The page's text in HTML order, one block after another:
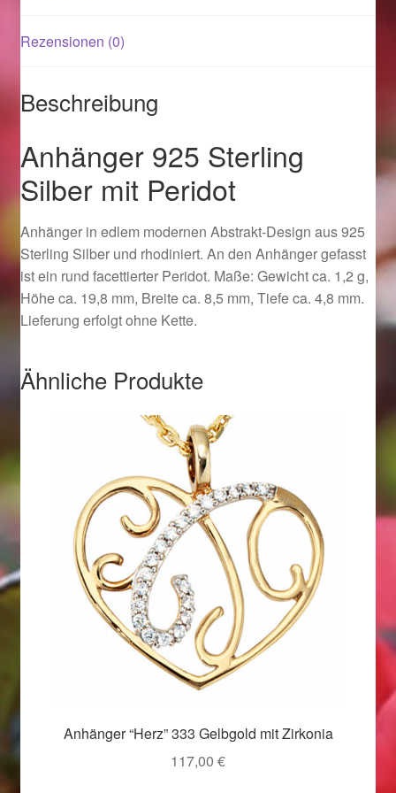
Magisches und Festliches zu Halloween 2021
Magisches und Festliches zu Halloween 2022
Logout
Ostergeschenke finden für Ostern 2015
Ostergeschenke finden für Ostern 2016
Ostergeschenke finden für Ostern 2017
Ostergeschenke finden für Ostern 2018
Ostergeschenke finden für Ostern 2019
Ostergeschenke finden für Ostern 2020
Ostergeschenke finden für Ostern 2021
Ostergeschenke finden für Ostern 2022
Startseite
Rezensionen (0)
Beschreibung
Anhänger 925 Sterling
Silber mit Peridot
Anhänger in edlem modernen Abstrakt-Design aus 925
Sterling Silber und rhodiniert. An den Anhänger gefasst
ist ein rund facettierter Peridot. Maße: Gewicht ca. 1,2 g,
Höhe ca. 19,8 mm, Breite ca. 8,5 mm, Tiefe ca. 4,8 mm.
Lieferung erfolgt ohne Kette.
Ähnliche Produkte
Anhänger “Herz” 333 Gelbgold mit Zirkonia
117,00 €